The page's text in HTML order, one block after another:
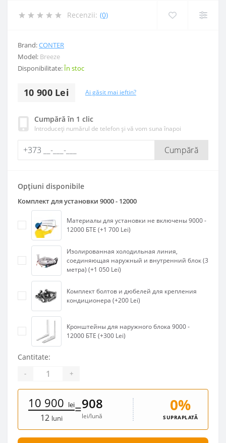
Recenzii: (0)
Brand:CONTER
Model: Breeze
Disponibilitate:În stoc
10 900 Lei Ai găsit mai ieftin?
Cumpără în 1 clic
Introduceți numărul de telefon și vă vom suna înapoi
Cumpără
Opțiuni disponibile
Комплект для установки 9000 - 12000
Материалы для установки не включены 9000 -
12000 БТЕ (+1 700 Lei)
Изолированная холодильная линия,
соединяющая наружный и внутренний блок (3
метра) (+1 050 Lei)
Комплект болтов и дюбелей для крепления
кондиционера (+200 Lei)
Кронштейны для наружного блока 9000 -
12000 БТЕ (+300 Lei)
Cantitate:
- +
10 900 lei
12 luni
=908
lei/lună
0%
SUPRAPLATĂ